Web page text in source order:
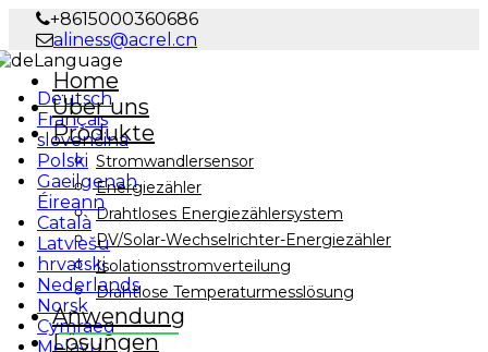
+8615000360686
aliness@acrel.cn
Language
Deutsch
Français
slovenčina
Polski
Gaeilgenah
Éireann
Català
Latviešu
hrvatski
Nederlands
Norsk
Cymraeg
Melayu
Home
Über uns
Produkte
Stromwandlersensor
Energiezähler
Drahtloses Energiezählersystem
PV/Solar-Wechselrichter-Energiezähler
Isolationsstromverteilung
Drahtlose Temperaturmesslösung
Anwendung
Lösungen